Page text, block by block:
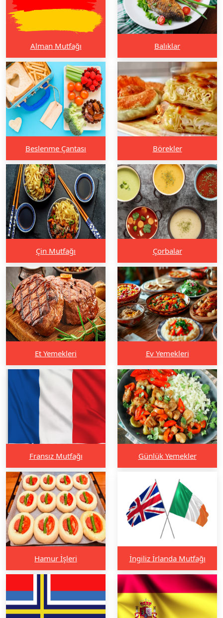
Alman Mutfağı Balıklar
Beslenme Çantası Börekler
Çin Mutfağı Çorbalar
Et Yemekleri Ev Yemekleri
Fransız Mutfağı Günlük Yemekler
Hamur İşleri İngiliz İrlanda Mutfağı